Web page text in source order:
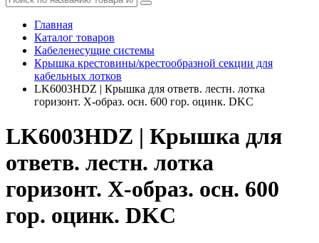
Главная
Каталог товаров
Кабеленесущие системы
Крышка крестовины/крестообразной секции для
кабельных лотков
LK6003HDZ | Крышка для ответв. лестн. лотка
горизонт. Х-образ. осн. 600 гор. оцинк. DKC
LK6003HDZ | Крышка для
ответв. лестн. лотка
горизонт. Х-образ. осн. 600
гор. оцинк. DKC